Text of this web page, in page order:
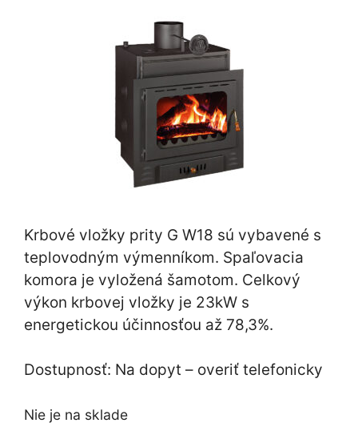
Krbové vložky prity G W18 sú vybavené s
teplovodným výmenníkom. Spaľovacia
komora je vyložená šamotom. Celkový
výkon krbovej vložky je 23kW s
energetickou účinnosťou až 78,3%.
Dostupnosť: Na dopyt – overiť telefonicky
Nie je na sklade